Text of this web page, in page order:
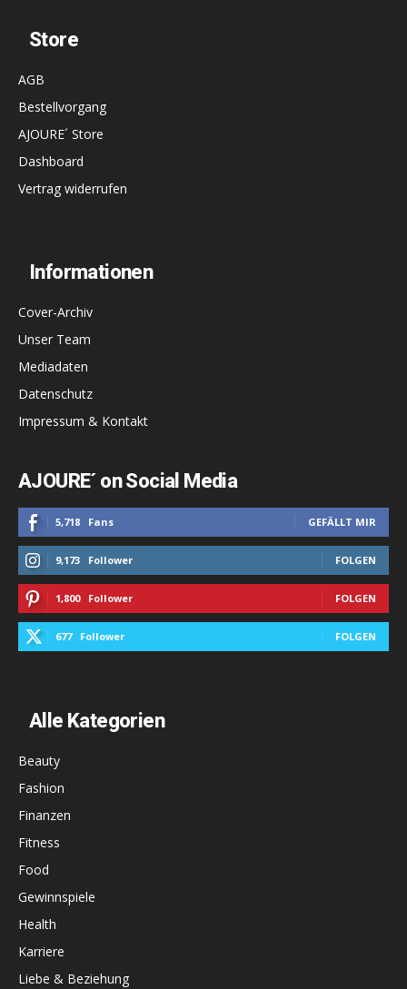
Store
AGB
Bestellvorgang
AJOURE´ Store
Dashboard
Vertrag widerrufen
Informationen
Cover-Archiv
Unser Team
Mediadaten
Datenschutz
Impressum & Kontakt
AJOURE´ on Social Media
5,718 Fans GEFÄLLT MIR
9,173 Follower FOLGEN
1,800 Follower FOLGEN
677 Follower FOLGEN
Alle Kategorien
Beauty
Fashion
Finanzen
Fitness
Food
Gewinnspiele
Health
Karriere
Liebe & Beziehung